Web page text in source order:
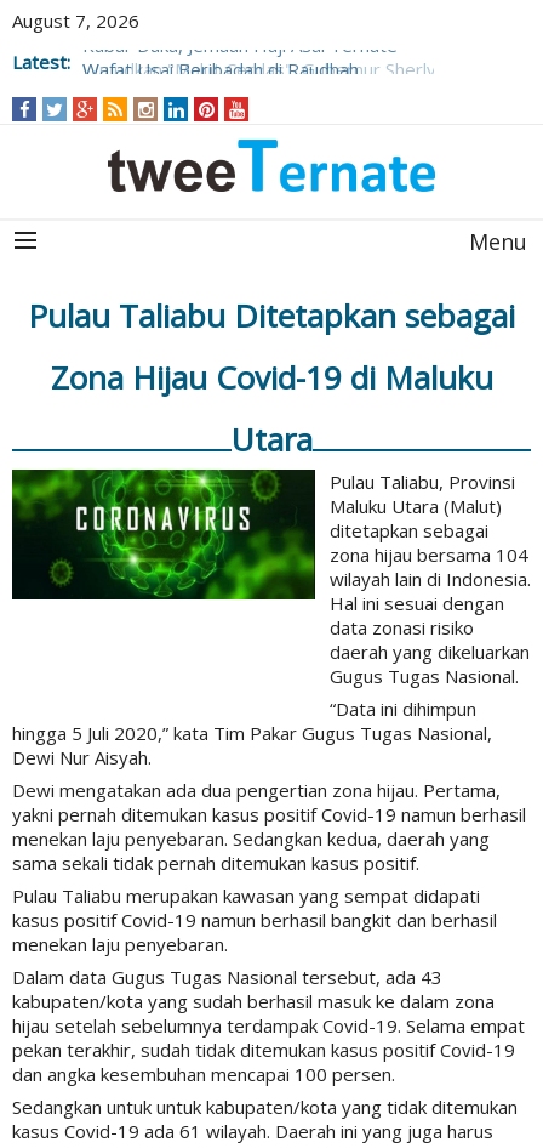
August 7, 2026
Latest:
Kabar Duka, Jemaah Haji Asal Ternate
Wafat Usai Beribadah di Raudhah
Wujudkan "Malut Cerdas", Gubernur Sherly
Pengembangan SDM
Menu
Pulau Taliabu Ditetapkan sebagai
Zona Hijau Covid-19 di Maluku
Utara
Pulau Taliabu, Provinsi
Maluku Utara (Malut)
ditetapkan sebagai
zona hijau bersama 104
wilayah lain di Indonesia.
Hal ini sesuai dengan
data zonasi risiko
daerah yang dikeluarkan
Gugus Tugas Nasional.
“Data ini dihimpun
hingga 5 Juli 2020,” kata Tim Pakar Gugus Tugas Nasional,
Dewi Nur Aisyah.
Dewi mengatakan ada dua pengertian zona hijau. Pertama,
yakni pernah ditemukan kasus positif Covid-19 namun berhasil
menekan laju penyebaran. Sedangkan kedua, daerah yang
sama sekali tidak pernah ditemukan kasus positif.
Pulau Taliabu merupakan kawasan yang sempat didapati
kasus positif Covid-19 namun berhasil bangkit dan berhasil
menekan laju penyebaran.
Dalam data Gugus Tugas Nasional tersebut, ada 43
kabupaten/kota yang sudah berhasil masuk ke dalam zona
hijau setelah sebelumnya terdampak Covid-19. Selama empat
pekan terakhir, sudah tidak ditemukan kasus positif Covid-19
dan angka kesembuhan mencapai 100 persen.
Sedangkan untuk untuk kabupaten/kota yang tidak ditemukan
kasus Covid-19 ada 61 wilayah. Daerah ini yang juga harus